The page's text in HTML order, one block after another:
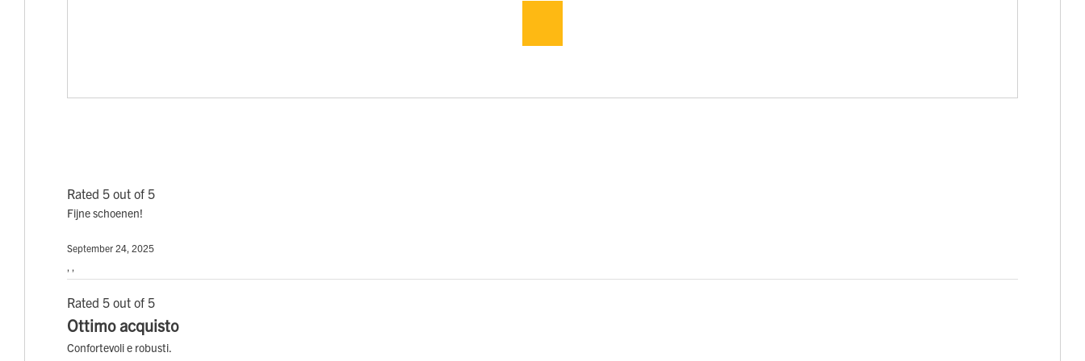
Rated 5 out of 5
Fijne schoenen!
September 24, 2025
Rated 5 out of 5
Ottimo acquisto
Confortevoli e robusti.